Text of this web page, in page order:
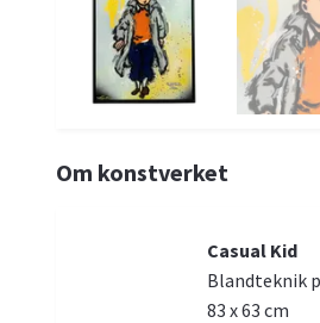
Om konstverket
Casual Kid
Blandteknik
83 x 63 cm